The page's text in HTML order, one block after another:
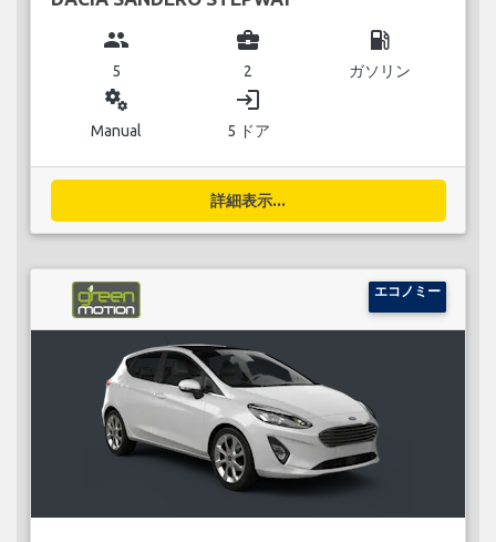
group
5
business_center
2
local_gas_station
ガソリン
miscellaneous_services
Manual
login
5 ドア
詳細表示...
エコノミー